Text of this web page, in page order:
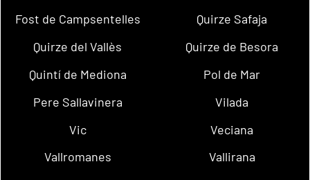
Fost de Campsentelles
Quirze Safaja
Quirze del Vallès
Quirze de Besora
Quintí de Mediona
Pol de Mar
Pere Sallavinera
Vilada
Vic
Veciana
Vallromanes
Vallirana